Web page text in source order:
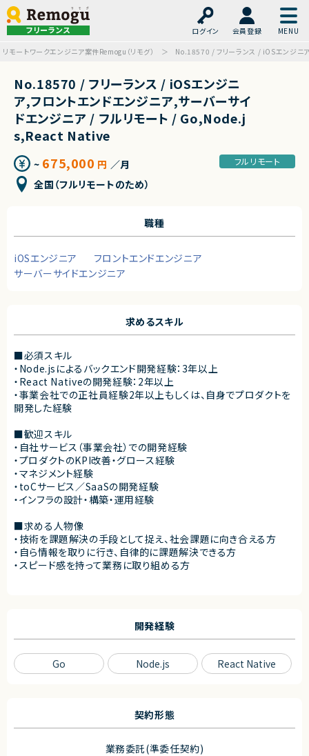
フリーランス ログイン
会員登録
リモートワークエンジニア案件Remogu（リモグ）
No.18570 / フリーランス / iOSエンジニ
No.18570 / フリーランス / iOSエンジニ
ア,フロントエンドエンジニア,サーバーサイ
ドエンジニア / フルリモート / Go,Node.j
s,React Native
~ 675,000 円 ／月
全国（フルリモートのため）
フルリモート
職種
iOSエンジニア
フロントエンドエンジニア
サーバーサイドエンジニア
求めるスキル
■必須スキル
・Node.jsによるバックエンド開発経験：3年以上
・React Nativeの開発経験：2年以上
・事業会社での正社員経験2年以上もしくは、自身でプロダクトを
開発した経験
■歓迎スキル
・自社サービス（事業会社）での開発経験
・プロダクトのKPI改善・グロース経験
・マネジメント経験
・toCサービス／SaaSの開発経験
・インフラの設計・構築・運用経験
■求める人物像
・技術を課題解決の手段として捉え、社会課題に向き合える方
・自ら情報を取りに行き、自律的に課題解決できる方
・スピード感を持って業務に取り組める方
開発経験
Go Node.js React Native
契約形態
業務委託(準委任契約)